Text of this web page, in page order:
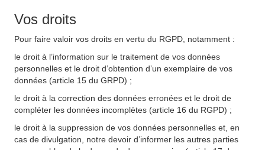
Vos droits
Pour faire valoir vos droits en vertu du RGPD, notamment :
le droit à l’information sur le traitement de vos données
personnelles et le droit d’obtention d’un exemplaire de vos
données (article 15 du GRPD) ;
le droit à la correction des données erronées et le droit de
compléter les données incomplètes (article 16 du RGPD) ;
le droit à la suppression de vos données personnelles et, en
cas de divulgation, notre devoir d’informer les autres parties